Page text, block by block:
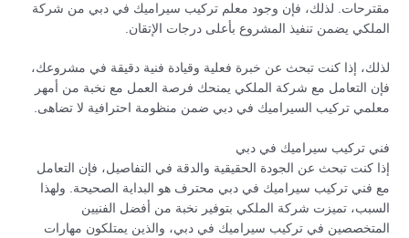
مقترحات. لذلك، فإن وجود معلم تركيب سيراميك في دبي من شركة
الملكي يضمن تنفيذ المشروع بأعلى درجات الإتقان.
لذلك، إذا كنت تبحث عن خبرة فعلية وقيادة فنية دقيقة في مشروعك،
فإن التعامل مع شركة الملكي يمنحك فرصة العمل مع نخبة من أمهر
معلمي تركيب السيراميك في دبي ضمن منظومة احترافية لا تضاهى.
فني تركيب سيراميك في دبي
إذا كنت تبحث عن الجودة الحقيقية والدقة في التفاصيل، فإن التعامل
مع فني تركيب سيراميك في دبي محترف هو البداية الصحيحة. ولهذا
السبب، تميزت شركة الملكي بتوفير نخبة من أفضل الفنيين
المتخصصين في تركيب سيراميك في دبي، والذين يمتلكون مهارات